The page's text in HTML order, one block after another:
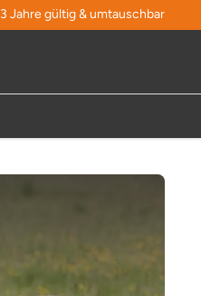
Jahre gültig & umtauschbar
erscheinen